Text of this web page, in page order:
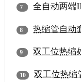
全自动两端
热缩管自动
双工位热缩
双工位热缩